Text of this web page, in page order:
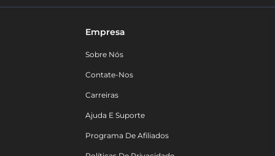
Empresa
Sobre Nós
Contate-Nos
Carreiras
Ajuda E Suporte
Programa De Afiliados